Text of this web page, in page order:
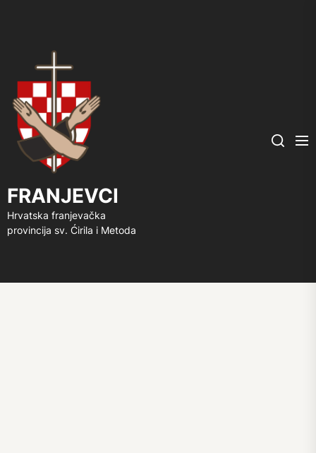
FRANJEVCI
Hrvatska franjevačka
provincija sv. Ćirila i Metoda
Search